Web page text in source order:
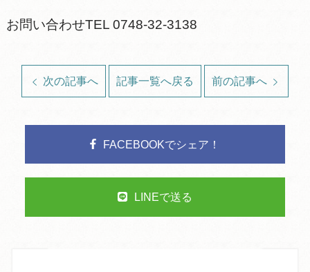
お問い合わせTEL 0748-32-3138
次の記事へ 記事一覧へ戻る 前の記事へ
FACEBOOKでシェア！
LINEで送る